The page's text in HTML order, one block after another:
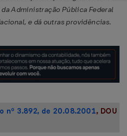
Administração Pública Federal
e dá outras providências.
nº 3.892, de 20.08.2001, DOU